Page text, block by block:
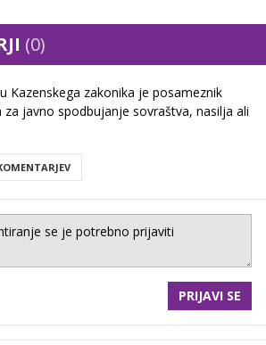
(0)
Kazenskega zakonika je posameznik
javno spodbujanje sovraštva, nasilja ali
PRIJAVI SE